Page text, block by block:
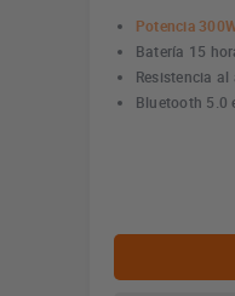
Potencia
Batería 15
Resistencia al
Bluetooth 5.0